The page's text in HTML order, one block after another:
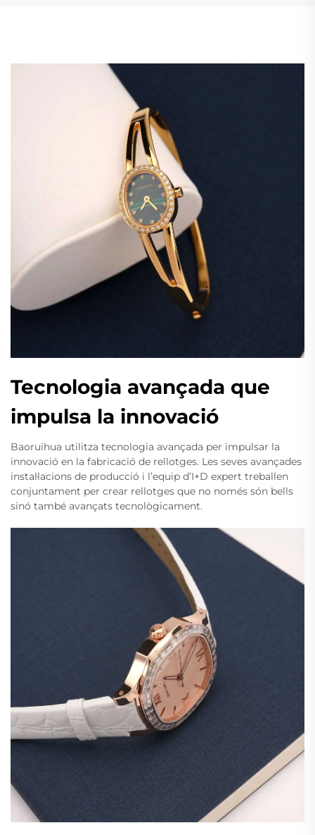
Tecnologia avançada que
impulsa la innovació
Baoruihua utilitza tecnologia avançada per impulsar la
innovació en la fabricació de rellotges. Les seves avançades
instal·lacions de producció i l’equip d’I+D expert treballen
conjuntament per crear rellotges que no només són bells
sinó també avançats tecnològicament.